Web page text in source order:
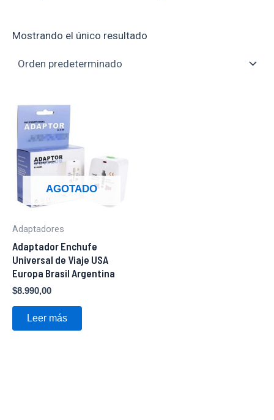
Mostrando el único resultado
AGOTADO
Adaptadores
Adaptador Enchufe
Universal de Viaje USA
Europa Brasil Argentina
$8.990,00
Leer más